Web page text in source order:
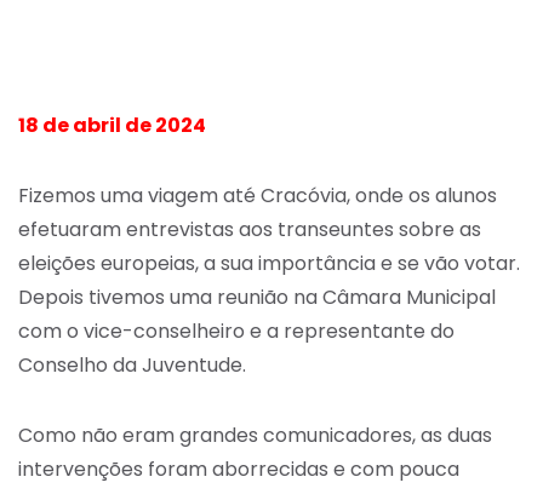
18 de abril de 2024
Fizemos uma viagem até Cracóvia, onde os alunos
efetuaram entrevistas aos transeuntes sobre as
eleições europeias, a sua importância e se vão votar.
Depois tivemos uma reunião na Câmara Municipal
com o vice-conselheiro e a representante do
Conselho da Juventude.
Como não eram grandes comunicadores, as duas
intervenções foram aborrecidas e com pouca